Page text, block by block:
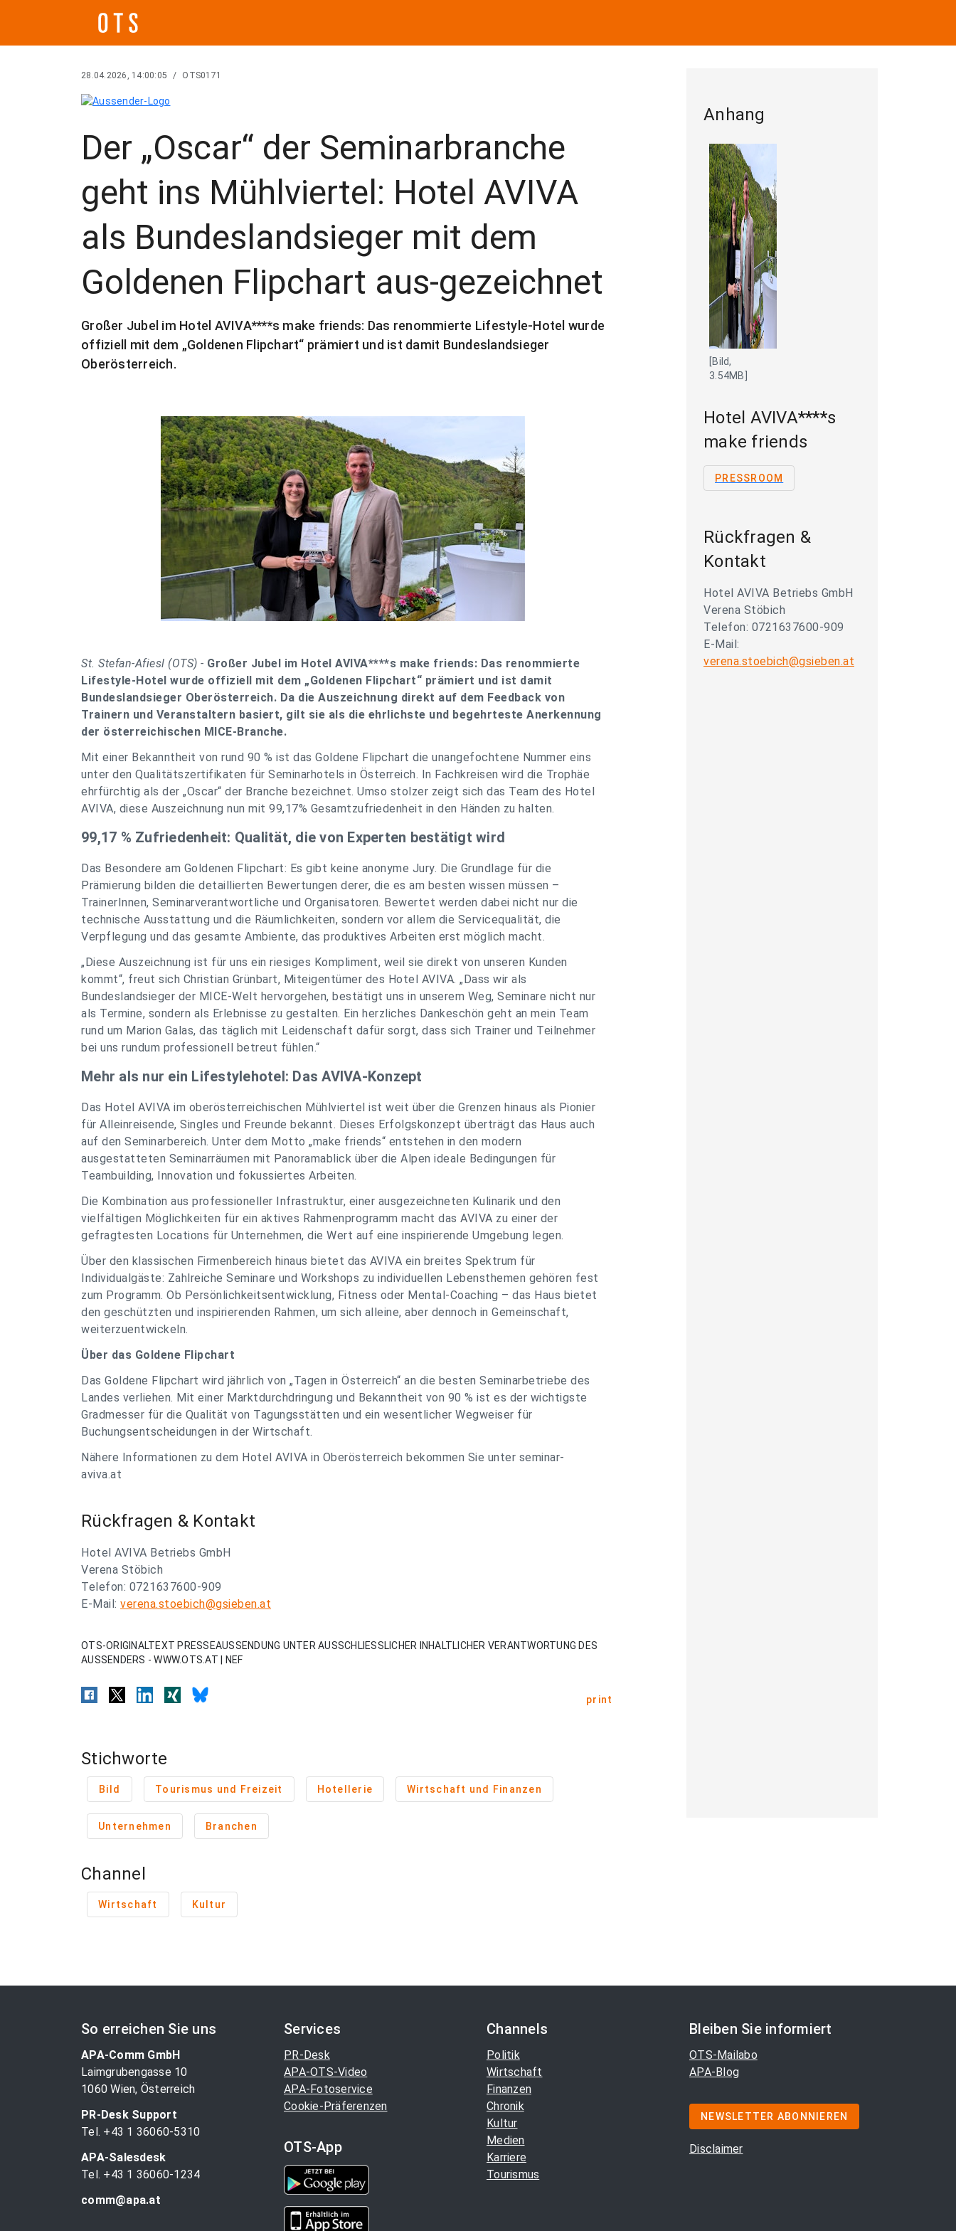
28.04.2026, 14:00:05 / OTS0171
Der „Oscar“ der Seminarbranche
geht ins Mühlviertel: Hotel AVIVA
als Bundeslandsieger mit dem
Goldenen Flipchart aus-gezeichnet
Großer Jubel im Hotel AVIVA****s make friends: Das renommierte Lifestyle-Hotel wurde
offiziell mit dem „Goldenen Flipchart“ prämiert und ist damit Bundeslandsieger
Oberösterreich.
St. Stefan-Afiesl (OTS) - Großer Jubel im Hotel AVIVA****s make friends: Das renommierte
Lifestyle-Hotel wurde offiziell mit dem „Goldenen Flipchart“ prämiert und ist damit
Bundeslandsieger Oberösterreich. Da die Auszeichnung direkt auf dem Feedback von
Trainern und Veranstaltern basiert, gilt sie als die ehrlichste und begehrteste Anerkennung
der österreichischen MICE-Branche.
Mit einer Bekanntheit von rund 90 % ist das Goldene Flipchart die unangefochtene Nummer eins
unter den Qualitätszertifikaten für Seminarhotels in Österreich. In Fachkreisen wird die Trophäe
ehrfürchtig als der „Oscar“ der Branche bezeichnet. Umso stolzer zeigt sich das Team des Hotel
AVIVA, diese Auszeichnung nun mit 99,17% Gesamtzufriedenheit in den Händen zu halten.
99,17 % Zufriedenheit: Qualität, die von Experten bestätigt wird
Das Besondere am Goldenen Flipchart: Es gibt keine anonyme Jury. Die Grundlage für die
Prämierung bilden die detaillierten Bewertungen derer, die es am besten wissen müssen –
TrainerInnen, Seminarverantwortliche und Organisatoren. Bewertet werden dabei nicht nur die
technische Ausstattung und die Räumlichkeiten, sondern vor allem die Servicequalität, die
Verpflegung und das gesamte Ambiente, das produktives Arbeiten erst möglich macht.
„Diese Auszeichnung ist für uns ein riesiges Kompliment, weil sie direkt von unseren Kunden
kommt“, freut sich Christian Grünbart, Miteigentümer des Hotel AVIVA. „Dass wir als
Bundeslandsieger der MICE-Welt hervorgehen, bestätigt uns in unserem Weg, Seminare nicht nur
als Termine, sondern als Erlebnisse zu gestalten. Ein herzliches Dankeschön geht an mein Team
rund um Marion Galas, das täglich mit Leidenschaft dafür sorgt, dass sich Trainer und Teilnehmer
bei uns rundum professionell betreut fühlen.“
Mehr als nur ein Lifestylehotel: Das AVIVA-Konzept
Das Hotel AVIVA im oberösterreichischen Mühlviertel ist weit über die Grenzen hinaus als Pionier
für Alleinreisende, Singles und Freunde bekannt. Dieses Erfolgskonzept überträgt das Haus auch
auf den Seminarbereich. Unter dem Motto „make friends“ entstehen in den modern
ausgestatteten Seminarräumen mit Panoramablick über die Alpen ideale Bedingungen für
Teambuilding, Innovation und fokussiertes Arbeiten.
Die Kombination aus professioneller Infrastruktur, einer ausgezeichneten Kulinarik und den
vielfältigen Möglichkeiten für ein aktives Rahmenprogramm macht das AVIVA zu einer der
gefragtesten Locations für Unternehmen, die Wert auf eine inspirierende Umgebung legen.
Über den klassischen Firmenbereich hinaus bietet das AVIVA ein breites Spektrum für
Individualgäste: Zahlreiche Seminare und Workshops zu individuellen Lebensthemen gehören fest
zum Programm. Ob Persönlichkeitsentwicklung, Fitness oder Mental-Coaching – das Haus bietet
den geschützten und inspirierenden Rahmen, um sich alleine, aber dennoch in Gemeinschaft,
weiterzuentwickeln.
Über das Goldene Flipchart
Das Goldene Flipchart wird jährlich von „Tagen in Österreich“ an die besten Seminarbetriebe des
Landes verliehen. Mit einer Marktdurchdringung und Bekanntheit von 90 % ist es der wichtigste
Gradmesser für die Qualität von Tagungsstätten und ein wesentlicher Wegweiser für
Buchungsentscheidungen in der Wirtschaft.
Nähere Informationen zu dem Hotel AVIVA in Oberösterreich bekommen Sie unter seminar-
aviva.at
Rückfragen & Kontakt
Hotel AVIVA Betriebs GmbH
Verena Stöbich
Telefon: 0721637600-909
E-Mail: verena.stoebich@gsieben.at
OTS-ORIGINALTEXT PRESSEAUSSENDUNG UNTER AUSSCHLIESSLICHER INHALTLICHER VERANTWORTUNG DES
AUSSENDERS - WWW.OTS.AT | NEF
print
Stichworte
Bild Tourismus und Freizeit Hotellerie Wirtschaft und Finanzen
Unternehmen Branchen
Channel
Wirtschaft Kultur
Anhang
[Bild,
3.54MB]
Hotel AVIVA****s
make friends
PRESSROOM
Rückfragen &
Kontakt
Hotel AVIVA Betriebs GmbH
Verena Stöbich
Telefon: 0721637600-909
E-Mail:
verena.stoebich@gsieben.at
So erreichen Sie uns
APA-Comm GmbH
Laimgrubengasse 10
1060 Wien, Österreich
PR-Desk Support
Tel. +43 1 36060-5310
APA-Salesdesk
Tel. +43 1 36060-1234
comm@apa.at
Services
PR-Desk
APA-OTS-Video
APA-Fotoservice
Cookie-Präferenzen
OTS-App
Channels
Politik
Wirtschaft
Finanzen
Chronik
Kultur
Medien
Karriere
Tourismus
Bleiben Sie informiert
OTS-Mailabo
APA-Blog
NEWSLETTER ABONNIEREN
Disclaimer